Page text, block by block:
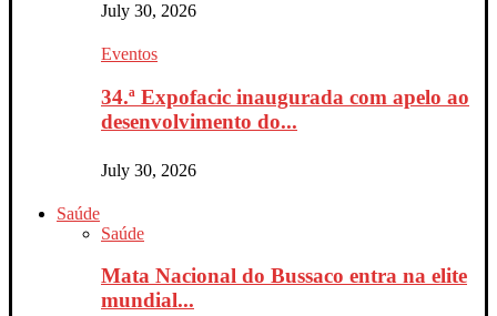
July 30, 2026
Eventos
34.ª Expofacic inaugurada com apelo ao
desenvolvimento do...
July 30, 2026
Saúde
Saúde
Mata Nacional do Bussaco entra na elite
mundial...